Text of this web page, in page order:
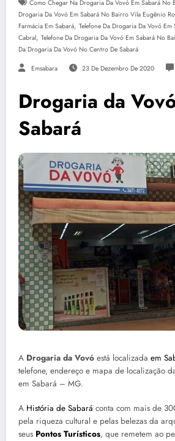
Como Chegar Na Drogaria Da Vovó Em Sabará No
Drogaria Da Vovó Em Sabará No Bairro Vila Eugênio
Farmácia Em Sabará, Telefone Da Drogaria Da Vovó
Cabral, Telefone Da Drogaria Da Vovó Em Sabará No
Da Drogaria Da Vovó No Centro De Sabará
Emsabara 23 De Dezembro De 2020
Drogaria da
Sabará
A Drogaria da Vovó está localizada em
telefone, endereço e mapa de localização
em Sabará – MG.
A História de Sabará conta com mais de
pela riqueza cultural e pelas belezas da
seus Pontos Turísticos, que remetem ao